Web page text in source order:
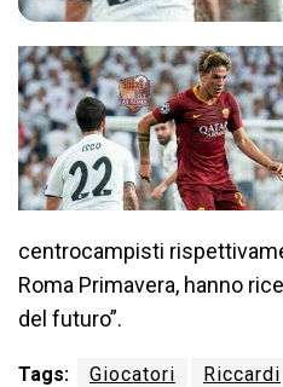
centrocampisti
Roma Primavera, hanno
del futuro”.
Tags: Giocatori Riccardi